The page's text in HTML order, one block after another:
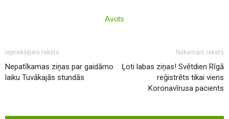
Avots
Iepriekšējais raksts
Nepatīkamas ziņas par gaidāmo
laiku Tuvākajās stundās
Nākamais raksts
Ļoti labas ziņas! Svētdien Rīgā
reģistrēts tikai viens
Koronavīrusa pacients